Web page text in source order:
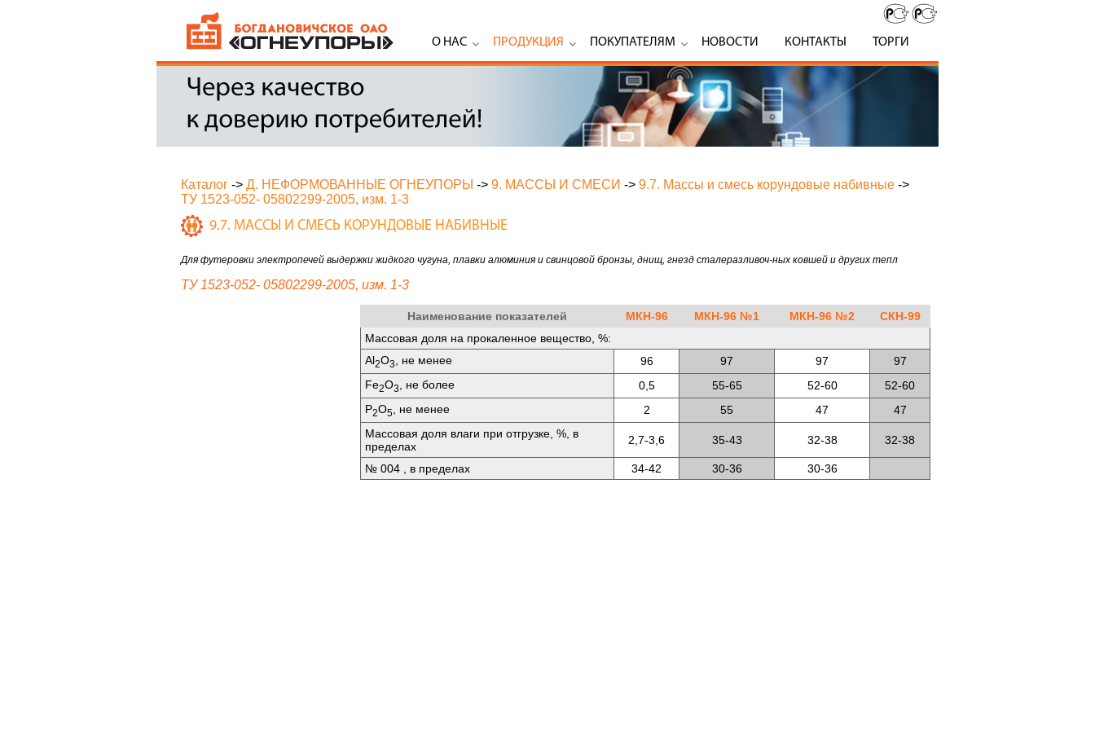
О НАС ПРОДУКЦИЯ ПОКУПАТЕЛЯМ НОВОСТИ КОНТАКТЫ ТОРГИ
Каталог -> Д. НЕФОРМОВАННЫЕ ОГНЕУПОРЫ -> 9. МАССЫ И СМЕСИ -> 9.7. Массы и смесь корундовые набивные ->
ТУ 1523-052- 05802299-2005, изм. 1-3
9.7. МАССЫ И СМЕСЬ КОРУНДОВЫЕ НАБИВНЫЕ
Для футеровки электропечей выдержки жидкого чугуна, плавки алюминия и свинцовой бронзы, днищ, гнезд сталеразливоч-ных ковшей и других тепл
ТУ 1523-052- 05802299-2005, изм. 1-3
Наименование показателей МКН-96 МКН-96 №1 МКН-96 №2
СКН-99
Массовая доля на прокаленное вещество, %:
Аl2O3 , не менее 96 97 97
97
Fе2O3 , не более 0,5 55-65 52-60
52-60
P2O5 , не менее 2 55 47
47
Массовая доля влаги при отгрузке, %, в
пределах
2,7-3,6 35-43 32-38 32-38
№ 004 , в пределах 34-42 30-36 30-36